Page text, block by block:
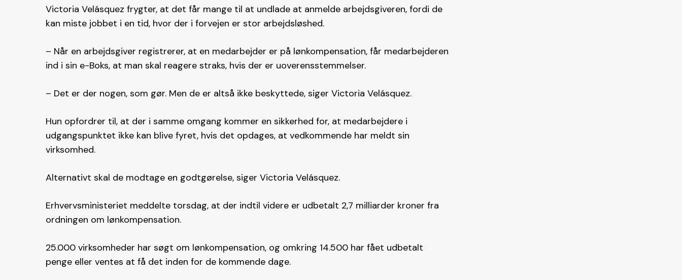
Victoria Velásquez frygter, at det får mange til at undlade at anmelde arbejdsgiveren, fordi de
kan miste jobbet i en tid, hvor der i forvejen er stor arbejdsløshed.
– Når en arbejdsgiver registrerer, at en medarbejder er på lønkompensation, får medarbejderen
ind i sin e-Boks, at man skal reagere straks, hvis der er uoverensstemmelser.
– Det er der nogen, som gør. Men de er altså ikke beskyttede, siger Victoria Velásquez.
Hun opfordrer til, at der i samme omgang kommer en sikkerhed for, at medarbejdere i
udgangspunktet ikke kan blive fyret, hvis det opdages, at vedkommende har meldt sin
virksomhed.
Alternativt skal de modtage en godtgørelse, siger Victoria Velásquez.
Erhvervsministeriet meddelte torsdag, at der indtil videre er udbetalt 2,7 milliarder kroner fra
ordningen om lønkompensation.
25.000 virksomheder har søgt om lønkompensation, og omkring 14.500 har fået udbetalt
penge eller ventes at få det inden for de kommende dage.